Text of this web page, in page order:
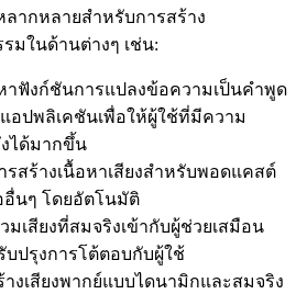
ากหลายสำหรับการสร้าง
มในด้านต่างๆ เช่น:
าฟังก์ชันการแปลงข้อความเป็นคำพูด
อปพลิเคชันเพื่อให้ผู้ใช้ที่มีความ
ได้มากขึ้น
รสร้างเนื้อหาเสียงสำหรับพอดแคสต์
อื่นๆ โดยอัตโนมัติ
มเสียงที่สมจริงเข้ากับผู้ช่วยเสมือน
ปรุงการโต้ตอบกับผู้ใช้
างเสียงพากย์แบบไดนามิกและสมจริง